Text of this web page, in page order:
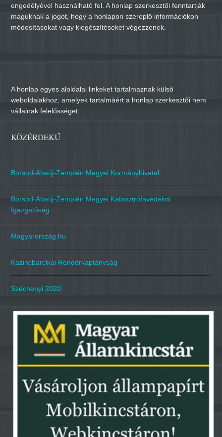
engedélyével használható fel. A honlap szerkesztői fenntartják
maguknak a jogot, hogy a honlapon szereplő információkon
módosításokat vagy kiegészítéseket végezzenek.
A honlap egyes aloldalai linkeket tartalmaznak külső
weboldalakhoz, amelyek tartalmáért a honlap szerkesztői nem
vállalnak felelősséget.
KÖZÉRDEKŰ
Borsod-Abaúj-Zemplén Megyei Kormányhivatal
Borsod-Abaúj-Zemplén Megyei Katasztrófavédelmi
Igazgatóság
Magyarország.hu
Kazincbarcikai Rendőrkaptányság
Széchenyi 2020